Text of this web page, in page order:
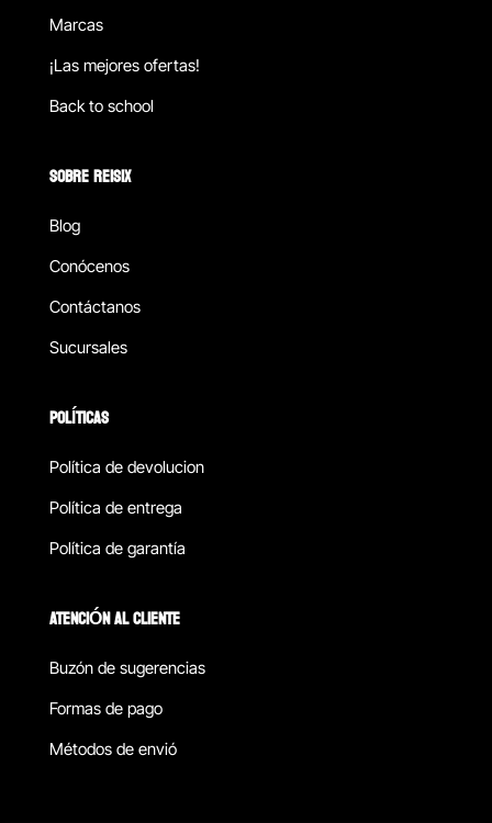
Marcas
¡Las mejores ofertas!
Back to school
SOBRE REISIX
Blog
Conócenos
Contáctanos
Sucursales
POLÍTICAS
Política de devolucion
Política de entrega
Política de garantía
ATENCIÓN AL CLIENTE
Buzón de sugerencias
Formas de pago
Métodos de envió